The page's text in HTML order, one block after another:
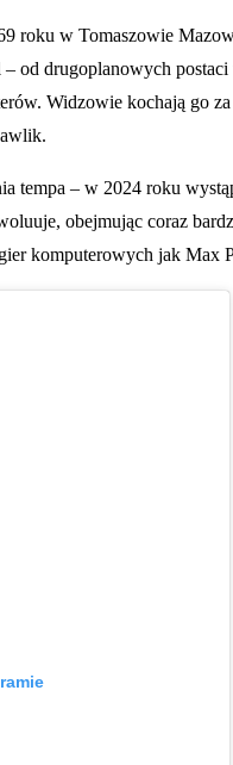
w Tomaszowie
od drugoplanowych
Widzowie kochają go
– w 2024 roku
obejmując coraz
komputerowych jak Max